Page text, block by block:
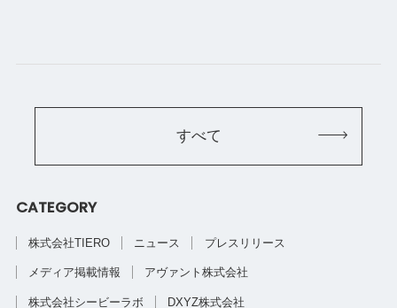
すべて
CATEGORY
株式会社TIERO ニュース プレスリリース
メディア掲載情報 アヴァント株式会社
株式会社シービーラボ DXYZ株式会社